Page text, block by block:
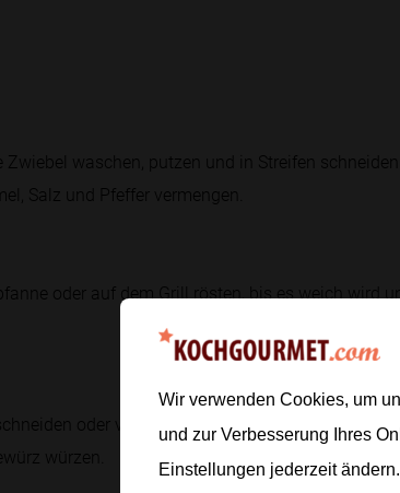
waschen, putzen und in Streifen schneiden.
Salz und Pfeffer vermengen.
oder auf dem Grill rösten, bis es weich wird
oder veganes Hack vorbereiten. In einer
würzen.
Wir verwenden Cookies, um
und zur Verbesserung Ihres
Einstellungen jederzeit